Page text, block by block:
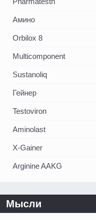
Амино
Orbilox 8
Multicomponent
Sustanoliq
Гейнер
Testoviron
Aminolast
X-Gainer
Arginine AAKG
Мысли